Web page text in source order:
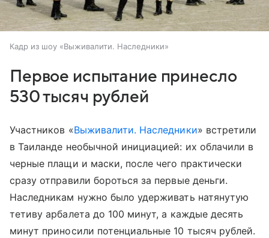
Кадр из шоу «Выживалити. Наследники»
Первое испытание принесло
530 тысяч рублей
Участников «Выживалити. Наследники» встретили
в Таиланде необычной инициацией: их облачили в
черные плащи и маски, после чего практически
сразу отправили бороться за первые деньги.
Наследникам нужно было удерживать натянутую
тетиву арбалета до 100 минут, а каждые десять
минут приносили потенциальные 10 тысяч рублей.